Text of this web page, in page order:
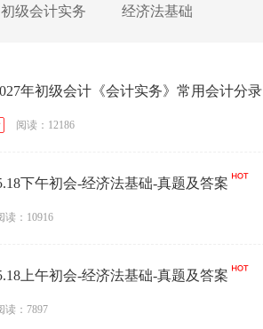
初级会计实务 经济法基础
年初级会计《会计实务》常用会计分录
阅读：12186
下午初会-经济法基础-真题及答案
读：10916
上午初会-经济法基础-真题及答案
读：7897